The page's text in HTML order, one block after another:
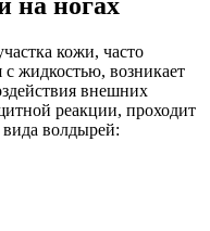
кожи, часто
жидкостью, возникает
внешних
реакции, проходит
вида волдырей: